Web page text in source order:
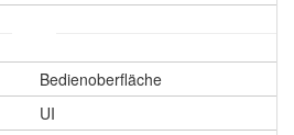
Bedienoberfläche
UI